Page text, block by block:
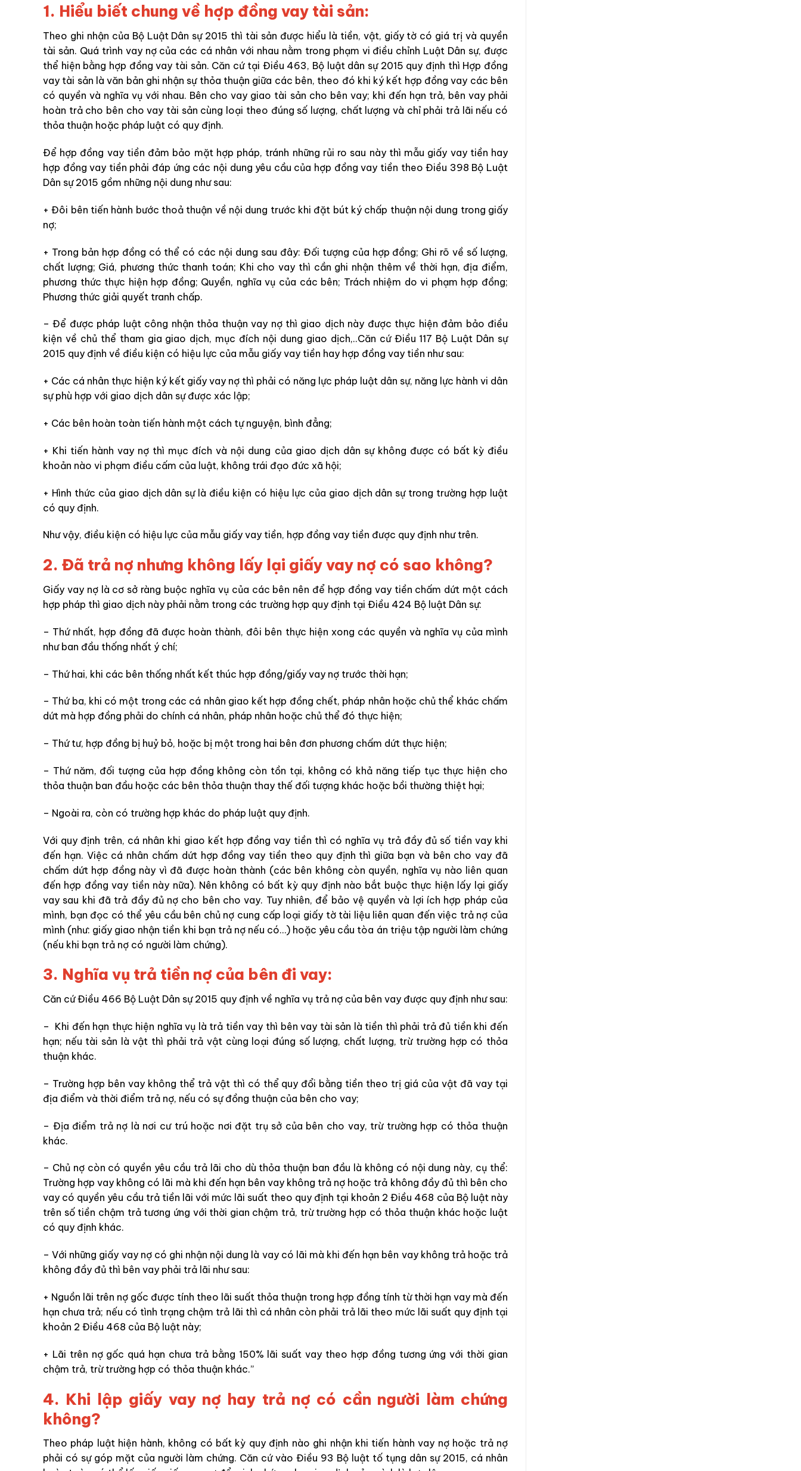
1. Hiểu biết chung về hợp đồng vay tài sản:
Theo ghi nhận của Bộ Luật Dân sự 2015 thì tài sản được hiểu là tiền, vật, giấy tờ có giá trị và quyền
tài sản. Quá trình vay nợ của các cá nhân với nhau nằm trong phạm vi điều chỉnh Luật Dân sự, được
thể hiện bằng hợp đồng vay tài sản. Căn cứ tại Điều 463, Bộ luật dân sự 2015 quy định thì Hợp đồng
vay tài sản là văn bản ghi nhận sự thỏa thuận giữa các bên, theo đó khi ký kết hợp đồng vay các bên
có quyền và nghĩa vụ với nhau. Bên cho vay giao tài sản cho bên vay; khi đến hạn trả, bên vay phải
hoàn trả cho bên cho vay tài sản cùng loại theo đúng số lượng, chất lượng và chỉ phải trả lãi nếu có
thỏa thuận hoặc pháp luật có quy định.
Để hợp đồng vay tiền đảm bảo mặt hợp pháp, tránh những rủi ro sau này thì mẫu giấy vay tiền hay
hợp đồng vay tiền phải đáp ứng các nội dung yêu cầu của hợp đồng vay tiền theo Điều 398 Bộ Luật
Dân sự 2015 gồm những nội dung như sau:
+ Đôi bên tiến hành bước thoả thuận về nội dung trước khi đặt bút ký chấp thuận nội dung trong giấy
nợ;
+ Trong bản hợp đồng có thể có các nội dung sau đây: Đối tượng của hợp đồng; Ghi rõ về số lượng,
chất lượng; Giá, phương thức thanh toán; Khi cho vay thì cần ghi nhận thêm về thời hạn, địa điểm,
phương thức thực hiện hợp đồng; Quyền, nghĩa vụ của các bên; Trách nhiệm do vi phạm hợp đồng;
Phương thức giải quyết tranh chấp.
– Để được pháp luật công nhận thỏa thuận vay nợ thì giao dịch này được thực hiện đảm bảo điều
kiện về chủ thể tham gia giao dịch, mục đích nội dung giao dịch,..Căn cứ Điều 117 Bộ Luật Dân sự
2015 quy định về điều kiện có hiệu lực của mẫu giấy vay tiền hay hợp đồng vay tiền như sau:
+ Các cá nhân thực hiện ký kết giấy vay nợ thì phải có năng lực pháp luật dân sự, năng lực hành vi dân
sự phù hợp với giao dịch dân sự được xác lập;
+ Các bên hoàn toàn tiến hành một cách tự nguyện, bình đẳng;
+ Khi tiến hành vay nợ thì mục đích và nội dung của giao dịch dân sự không được có bất kỳ điều
khoản nào vi phạm điều cấm của luật, không trái đạo đức xã hội;
+ Hình thức của giao dịch dân sự là điều kiện có hiệu lực của giao dịch dân sự trong trường hợp luật
có quy định.
Như vậy, điều kiện có hiệu lực của mẫu giấy vay tiền, hợp đồng vay tiền được quy định như trên.
2. Đã trả nợ nhưng không lấy lại giấy vay nợ có sao không?
Giấy vay nợ là cơ sở ràng buộc nghĩa vụ của các bên nên để hợp đồng vay tiền chấm dứt một cách
hợp pháp thì giao dịch này phải nằm trong các trường hợp quy định tại Điều 424 Bộ luật Dân sự:
– Thứ nhất, hợp đồng đã được hoàn thành, đôi bên thực hiện xong các quyền và nghĩa vụ của mình
như ban đầu thống nhất ý chí;
– Thứ hai, khi các bên thống nhất kết thúc hợp đồng/giấy vay nợ trước thời hạn;
– Thứ ba, khi có một trong các cá nhân giao kết hợp đồng chết, pháp nhân hoặc chủ thể khác chấm
dứt mà hợp đồng phải do chính cá nhân, pháp nhân hoặc chủ thể đó thực hiện;
– Thứ tư, hợp đồng bị huỷ bỏ, hoặc bị một trong hai bên đơn phương chấm dứt thực hiện;
– Thứ năm, đối tượng của hợp đồng không còn tồn tại, không có khả năng tiếp tục thực hiện cho
thỏa thuận ban đầu hoặc các bên thỏa thuận thay thế đối tượng khác hoặc bồi thường thiệt hại;
– Ngoài ra, còn có trường hợp khác do pháp luật quy định.
Với quy định trên, cá nhân khi giao kết hợp đồng vay tiền thì có nghĩa vụ trả đầy đủ số tiền vay khi
đến hạn. Việc cá nhân chấm dứt hợp đồng vay tiền theo quy định thì giữa bạn và bên cho vay đã
chấm dứt hợp đồng này vì đã được hoàn thành (các bên không còn quyền, nghĩa vụ nào liên quan
đến hợp đồng vay tiền này nữa). Nên không có bất kỳ quy định nào bắt buộc thực hiện lấy lại giấy
vay sau khi đã trả đầy đủ nợ cho bên cho vay. Tuy nhiên, để bảo vệ quyền và lợi ích hợp pháp của
mình, bạn đọc có thể yêu cầu bên chủ nợ cung cấp loại giấy tờ tài liệu liên quan đến việc trả nợ của
mình (như: giấy giao nhận tiền khi bạn trả nợ nếu có…) hoặc yêu cầu tòa án triệu tập người làm chứng
(nếu khi bạn trả nợ có người làm chứng).
3. Nghĩa vụ trả tiền nợ của bên đi vay:
Căn cứ Điều 466 Bộ Luật Dân sự 2015 quy định về nghĩa vụ trả nợ của bên vay được quy định như sau:
– Khi đến hạn thực hiện nghĩa vụ là trả tiền vay thì bên vay tài sản là tiền thì phải trả đủ tiền khi đến
hạn; nếu tài sản là vật thì phải trả vật cùng loại đúng số lượng, chất lượng, trừ trường hợp có thỏa
thuận khác.
– Trường hợp bên vay không thể trả vật thì có thể quy đổi bằng tiền theo trị giá của vật đã vay tại
địa điểm và thời điểm trả nợ, nếu có sự đồng thuận của bên cho vay;
– Địa điểm trả nợ là nơi cư trú hoặc nơi đặt trụ sở của bên cho vay, trừ trường hợp có thỏa thuận
khác.
– Chủ nợ còn có quyền yêu cầu trả lãi cho dù thỏa thuận ban đầu là không có nội dung này, cụ thể:
Trường hợp vay không có lãi mà khi đến hạn bên vay không trả nợ hoặc trả không đầy đủ thì bên cho
vay có quyền yêu cầu trả tiền lãi với mức lãi suất theo quy định tại khoản 2 Điều 468 của Bộ luật này
trên số tiền chậm trả tương ứng với thời gian chậm trả, trừ trường hợp có thỏa thuận khác hoặc luật
có quy định khác.
– Với những giấy vay nợ có ghi nhận nội dung là vay có lãi mà khi đến hạn bên vay không trả hoặc trả
không đầy đủ thì bên vay phải trả lãi như sau:
+ Nguồn lãi trên nợ gốc được tính theo lãi suất thỏa thuận trong hợp đồng tính từ thời hạn vay mà đến
hạn chưa trả; nếu có tình trạng chậm trả lãi thì cá nhân còn phải trả lãi theo mức lãi suất quy định tại
khoản 2 Điều 468 của Bộ luật này;
+ Lãi trên nợ gốc quá hạn chưa trả bằng 150% lãi suất vay theo hợp đồng tương ứng với thời gian
chậm trả, trừ trường hợp có thỏa thuận khác.”
4. Khi lập giấy vay nợ hay trả nợ có cần người làm chứng
không?
Theo pháp luật hiện hành, không có bất kỳ quy định nào ghi nhận khi tiến hành vay nợ hoặc trả nợ
phải có sự góp mặt của người làm chứng. Căn cứ vào Điều 93 Bộ luật tố tụng dân sự 2015, cá nhân